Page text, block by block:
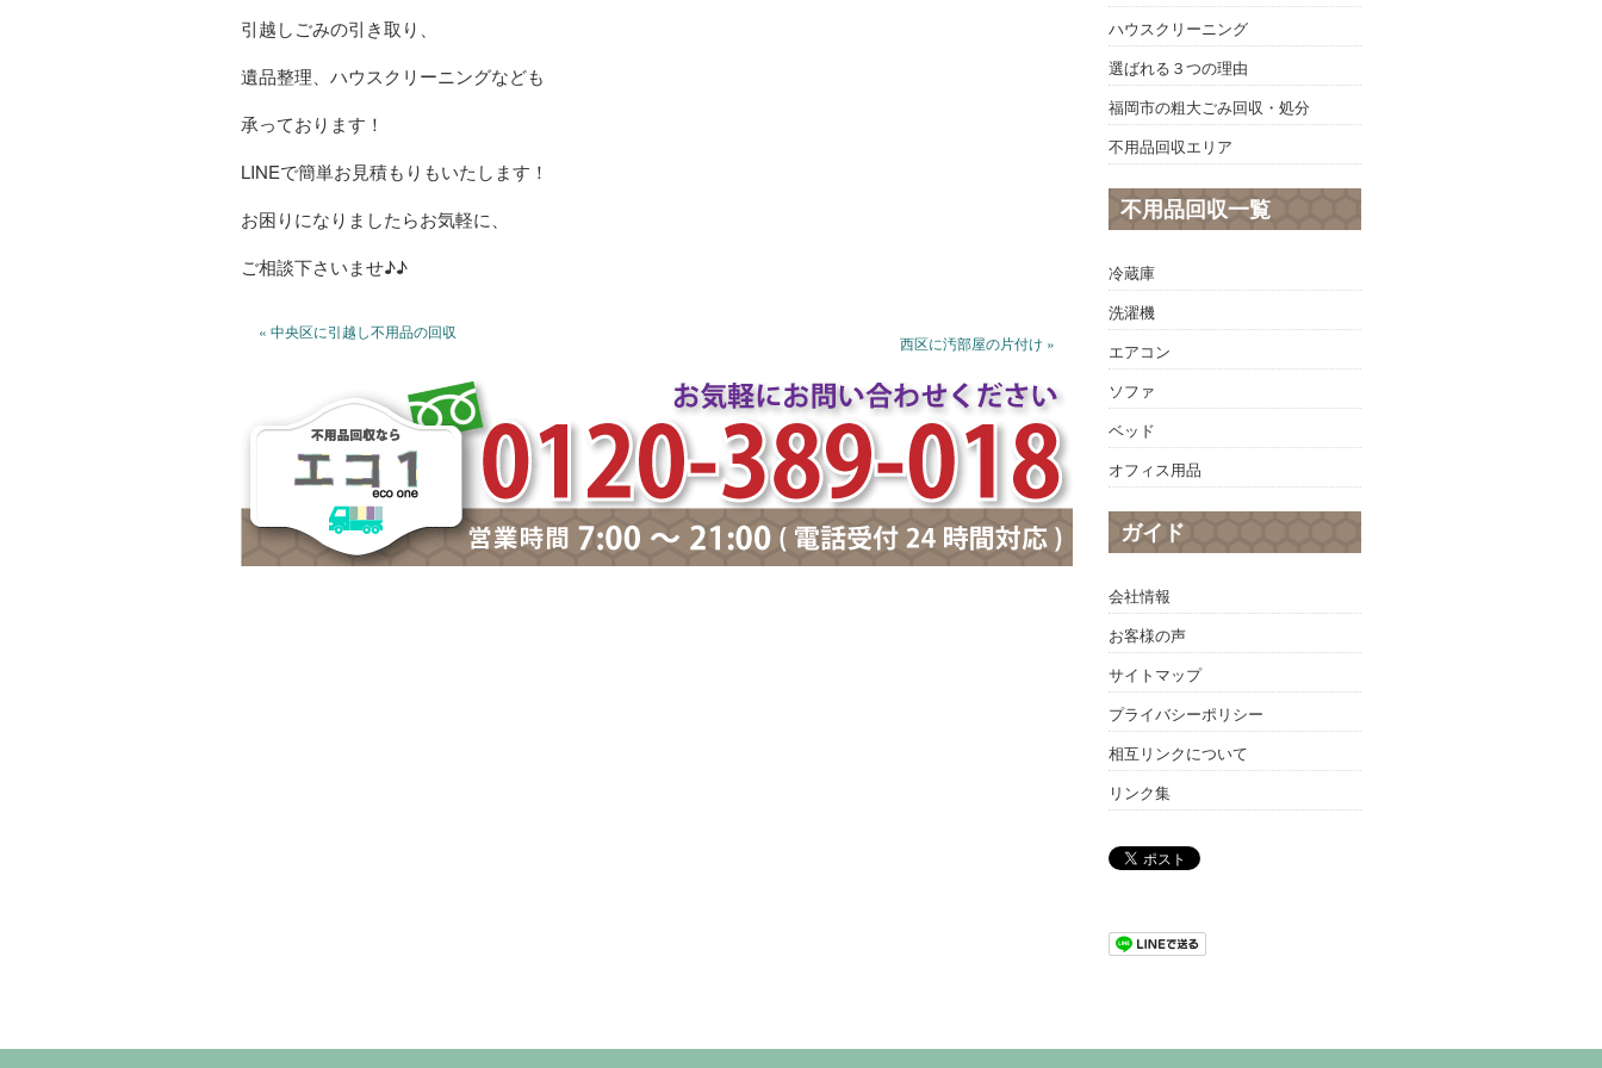
引越しごみの引き取り、
遺品整理、ハウスクリーニングなども
承っております！
LINEで簡単お見積もりもいたします！
お困りになりましたらお気軽に、
ご相談下さいませ♪♪
« 中央区に引越し不用品の回収
西区に汚部屋の片付け »
ハウスクリーニング
選ばれる３つの理由
福岡市の粗大ごみ回収・処分
不用品回収エリア
不用品回収一覧
冷蔵庫
洗濯機
エアコン
ソファ
ベッド
オフィス用品
ガイド
会社情報
お客様の声
サイトマップ
プライバシーポリシー
相互リンクについて
リンク集